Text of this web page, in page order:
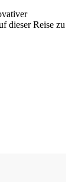
dieser Reise zu